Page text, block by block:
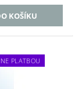
PLATBOU